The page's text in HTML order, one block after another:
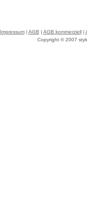
Impressum| AGB | AGB kommerziell|
Copyright © 2007